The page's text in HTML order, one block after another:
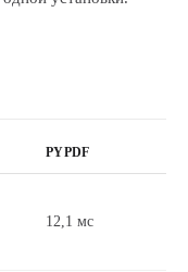
PYPDF
12,1 мс